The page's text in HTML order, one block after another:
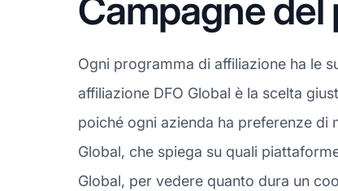
Campagne del
Ogni programma di affiliazione ha le
affiliazione DFO Global è la scelta
poiché ogni azienda ha preferenze
Global, che spiega su quali
Global, per vedere quanto dura un